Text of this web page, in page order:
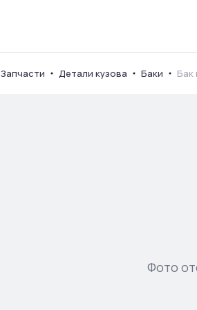
Запчасти Детали кузова Баки Бак
Фото